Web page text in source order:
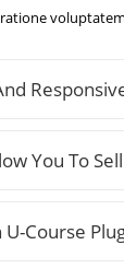
You To
Course